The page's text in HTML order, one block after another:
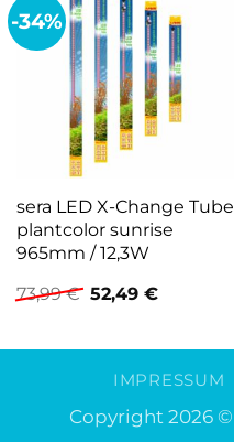
-34%
sera LED X-Change Tube
plantcolor sunrise
965mm / 12,3W
73,99€ Ursprünglicher
Preis
73,99 €
52,49 €Aktueller
52,49 €.
IMPRESSUM
Copyright 2026 ©